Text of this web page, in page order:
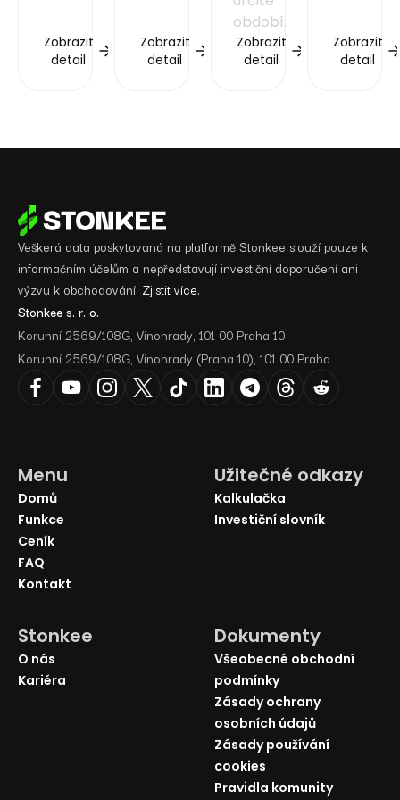
Zobrazit
detail
Zobrazit
detail
období.
Zobrazit
detail
Zobrazit
detail
Veškerá data poskytovaná na platformě Stonkee slouží pouze k
informačním účelům a nepředstavují investiční doporučení ani
výzvu k obchodování. Zjistit více.
Stonkee s. r. o.
Korunní 2569/108G, Vinohrady, 101 00 Praha 10
Korunní 2569/108G, Vinohrady (Praha 10), 101 00 Praha
Menu
Domů
Funkce
Ceník
FAQ
Kontakt
Užitečné odkazy
Kalkulačka
Investiční slovník
Stonkee
O nás
Kariéra
Dokumenty
Všeobecné obchodní
podmínky
Zásady ochrany
osobních údajů
Zásady používání
cookies
Pravidla komunity